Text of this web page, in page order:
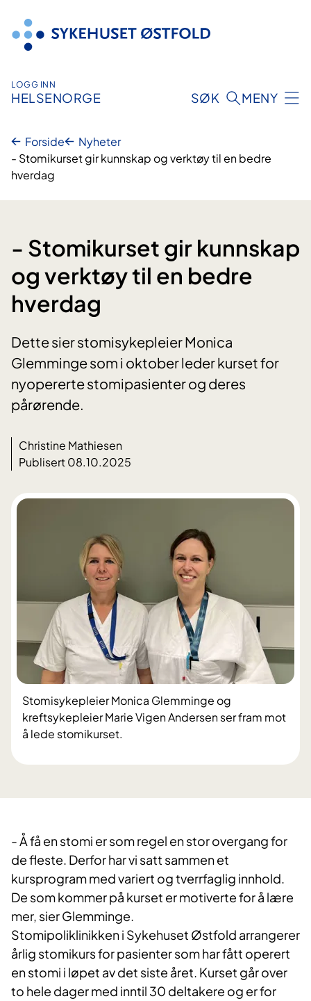
innhold
LOGG INN
HELSENORGE SØK MENY
Forside
Nyheter
- Stomikurset gir kunnskap og verktøy til en bedre
hverdag
- Stomikurset gir kunnskap
og verktøy til en bedre
hverdag
Dette sier stomisykepleier Monica
Glemminge som i oktober leder kurset for
nyopererte stomipasienter og deres
pårørende.
Christine Mathiesen
Publisert 08.10.2025
Stomisykepleier Monica Glemminge og
kreftsykepleier Marie Vigen Andersen ser fram mot
å lede stomikurset.
- Å få en stomi er som regel en stor overgang for
de fleste. Derfor har vi satt sammen et
kursprogram med variert og tverrfaglig innhold.
De som kommer på kurset er motiverte for å lære
mer, sier Glemminge.
Stomipoliklinikken i Sykehuset Østfold arrangerer
årlig stomikurs for pasienter som har fått operert
en stomi i løpet av det siste året. Kurset går over
to hele dager med inntil 30 deltakere og er for